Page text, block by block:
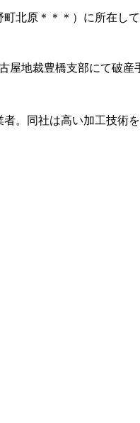
北原＊＊＊）に所在して
屋地裁豊橋支部にて破産
。同社は高い加工技